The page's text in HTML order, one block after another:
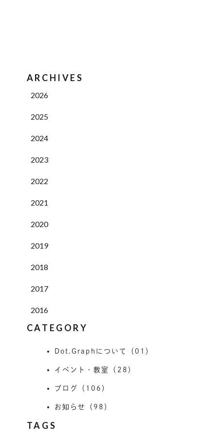
ARCHIVES
2026
2025
2024
2023
2022
2021
2020
2019
2018
2017
2016
CATEGORY
Dot.Graphについて（01）
イベント・教室（28）
ブログ（106）
お知らせ（98）
TAGS